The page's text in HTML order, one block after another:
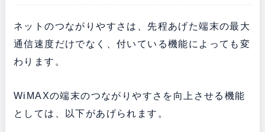
ネットのつながりやすさは、先程あげた端末の最大
通信速度だけでなく、付いている機能によっても変
わります。
WiMAXの端末のつながりやすさを向上させる機能
としては、以下があげられます。